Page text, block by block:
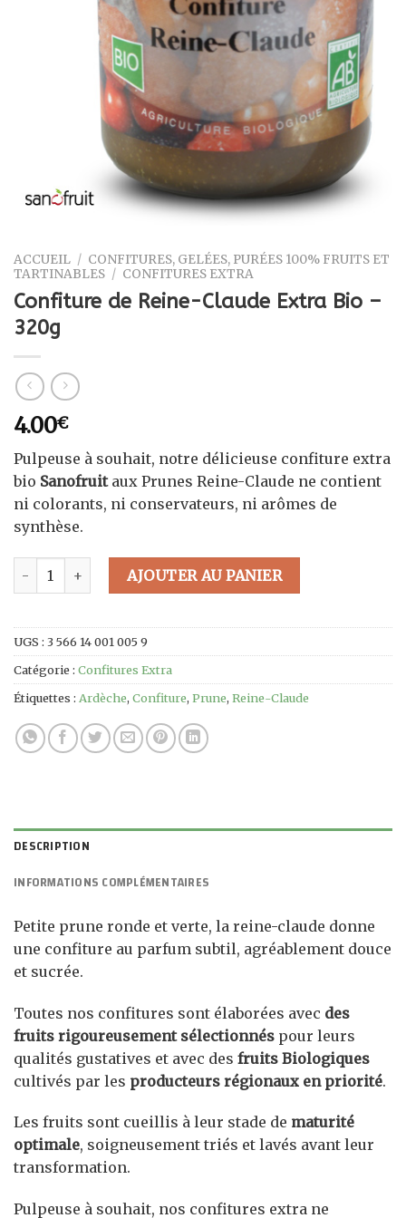
ACCUEIL / CONFITURES, GELÉES, PURÉES 100% FRUITS ET
TARTINABLES / CONFITURES EXTRA
Confiture de Reine-Claude Extra Bio –
320g
4.00€
Pulpeuse à souhait, notre délicieuse confiture extra
bio Sanofruitaux Prunes Reine-Claude ne contient
ni colorants, ni conservateurs, ni arômes de
synthèse.
quantité de Confiture de Reine-Claude Extra Bio - 320g
AJOUTER AU PANIER
UGS : 3 566 14 001 005 9
Catégorie : Confitures Extra
Étiquettes : Ardèche, Confiture, Prune, Reine-Claude
DESCRIPTION
INFORMATIONS COMPLÉMENTAIRES
Petite prune ronde et verte, la reine-claude donne
une confiture au parfum subtil, agréablement douce
et sucrée.
Toutes nos confitures sont élaborées avec des
fruits rigoureusement sélectionnés pour leurs
qualités gustatives et avec des fruits Biologiques
cultivés par les producteurs régionaux en priorité.
Les fruits sont cueillis à leur stade de maturité
optimale, soigneusement triés et lavés avant leur
transformation.
Pulpeuse à souhait, nos confitures extra ne